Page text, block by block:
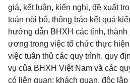
giá, kết luận, kiến nghị, đề xuất
toán nội bộ, thông báo kết quả
hướng dẫn BHXH các tỉnh, thành
ương trong việc tổ chức thực
việc tuân thủ các quy trình, quy
vụ của BHXH Việt Nam và các
có liên quan; khách quan, độc